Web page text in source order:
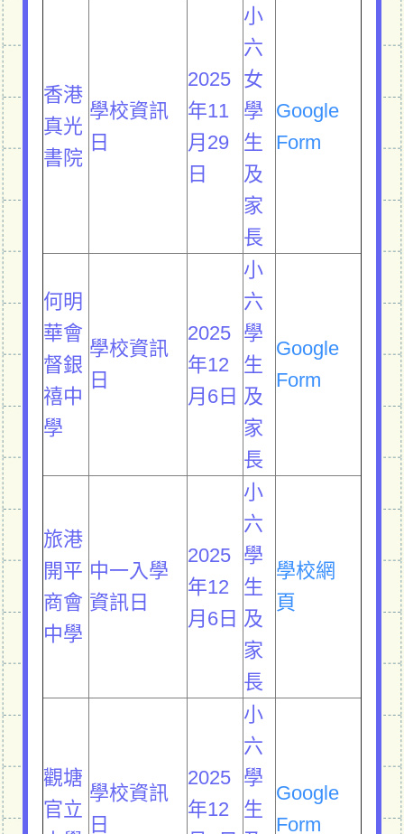
香港
真光
書院
學校資訊
日
2025
年11
月29
日
小
六
女
學
生
及
家
長
Google
Form
何明
華會
督銀
禧中
學
學校資訊
日
2025
年12
月6日
小
六
學
生
及
家
長
Google
Form
旅港
開平
商會
中學
中一入學
資訊日
2025
年12
月6日
小
六
學
生
及
家
長
學校網
頁
觀塘
官立
學校資訊
日
2025
年12
小
六
學
生
Google
Form